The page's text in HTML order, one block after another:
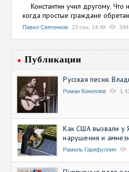
Константин учил другому. Что
когда простые граждане
Павел Святенков 23 сен, 14:48
Публикации
Русская песня.
Роман Коноплев 1
Как США вызвали у
нарушения и
Рамиль Гарифуллин